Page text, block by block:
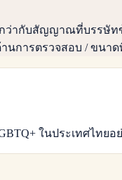
ากับสัญญาณที่บรรษัท
นการตรวจสอบ / ขนา
ในประเทศไทยอ